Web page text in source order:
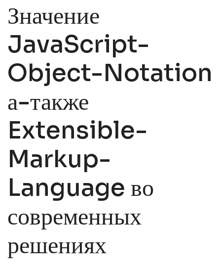
Значение
JavaScript-
Object-Notation
а-также
Extensible-
Markup-
Language во
современных
решениях